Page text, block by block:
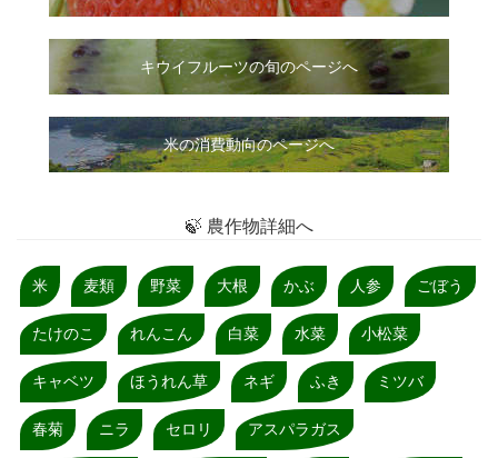
キウイフルーツの旬のページへ
米の消費動向のページへ
🍃 農作物詳細へ
米 麦類 野菜 大根 かぶ 人参 ごぼう
たけのこ れんこん 白菜 水菜 小松菜
キャベツ ほうれん草 ネギ ふき ミツバ
春菊 ニラ セロリ アスパラガス